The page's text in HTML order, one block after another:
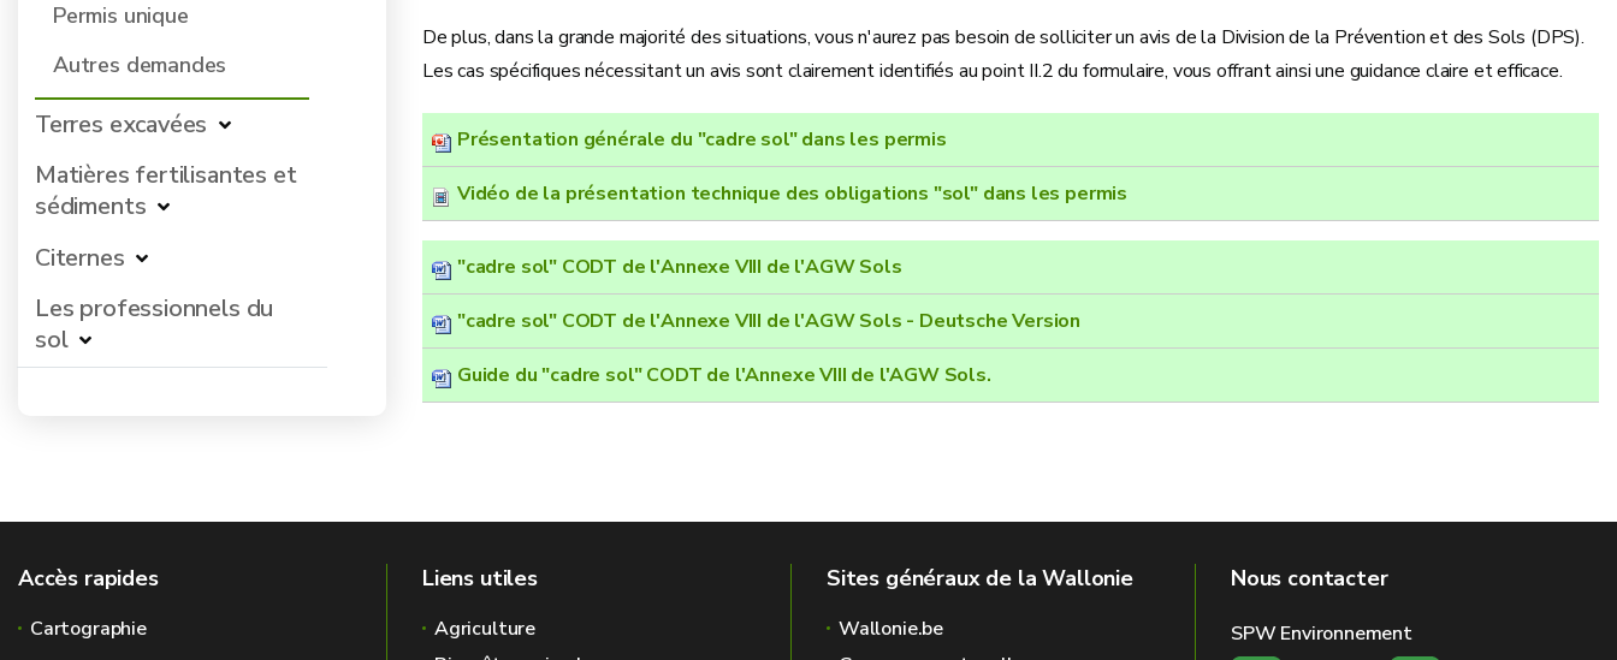
Permis unique
Autres demandes
Terres excavées
Matières fertilisantes et
sédiments
Citernes
Les professionnels du
sol
De plus, dans la grande majorité des situations, vous n'aurez pas besoin de solliciter un avis de la Division de la Prévention et des Sols (DPS).
Les cas spécifiques nécessitant un avis sont clairement identifiés au point II.2 du formulaire, vous offrant ainsi une guidance claire et efficace.
Présentation générale du "cadre sol" dans les permis
Vidéo de la présentation technique des obligations "sol" dans les permis
"cadre sol" CODT de l'Annexe VIII de l'AGW Sols
"cadre sol" CODT de l'Annexe VIII de l'AGW Sols - Deutsche Version
Guide du "cadre sol" CODT de l'Annexe VIII de l'AGW Sols.
Accès rapides
Cartographie
Liens utiles
Agriculture
Sites généraux de la Wallonie
Wallonie.be
Nous contacter
SPW Environnement